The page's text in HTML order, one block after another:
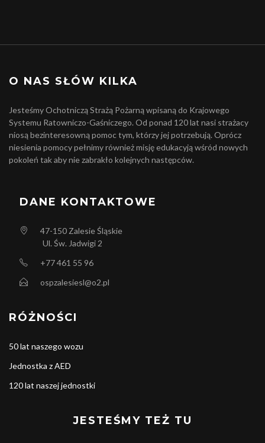
O NAS SŁÓW KILKA
Jesteśmy Ochotniczą Strażą Pożarną wpisaną do Krajowego
Systemu Ratowniczo-Gaśniczego. Od ponad 120 lat nasi strażacy
niosą bezinteresowną pomoc tym, którzy jej potrzebują. Oprócz
niesienia pomocy pełnimy również misję edukacyją wśród nowych
pokoleń tak aby nie zabrakło kolejnych następców.
DANE KONTAKTOWE
47-150 Zalesie Śląskie
Ul. Św. Jadwigi 2
+77 461 55 96
ospzalesiesl@o2.pl
RÓŻNOŚCI
50 lat naszego wozu
Jednostka z AED
120 lat naszej jednostki
JESTEŚMY TEŻ TU